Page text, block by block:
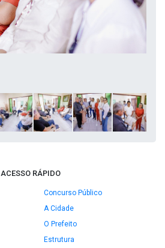
ACESSO RÁPIDO
Concurso Público
A Cidade
O Prefeito
Estrutura